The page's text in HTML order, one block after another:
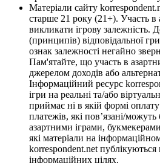
Матеріали сайту
старше 21 року (21+). Участь в
викликати ігрову залежність.
(принципів) відповідальної
ознак залежності негайно
Пам'ятайте, що участь в
джерелом доходів або
Інформаційний ресурс
ігри на реальні та/або
приймає ні в якій формі
платежів, які пов’язані/можуть
азартними іграми,
які матеріали на
korrespondent.net
інформаційних цілях.